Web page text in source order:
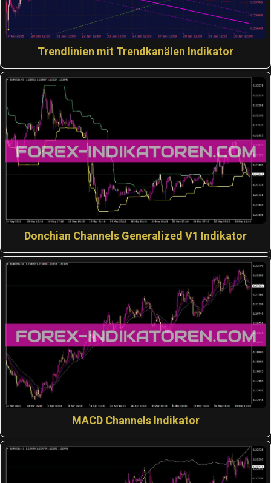
Trendlinien mit Trendkanälen Indikator
Donchian Channels Generalized V1 Indikator
MACD Channels Indikator